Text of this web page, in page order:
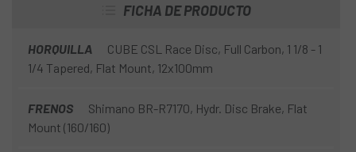
FICHA DE PRODUCTO
HORQUILLA
CUBE CSL Race Disc, Full Carbon, 1 1/8 - 1
1/4 Tapered, Flat Mount, 12x100mm
FRENOS
Shimano BR-R7170, Hydr. Disc Brake, Flat
Mount (160/160)